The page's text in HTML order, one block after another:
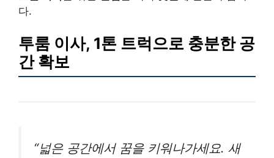
다.
투룸 이사, 1톤 트럭으로 충분한 공
간 확보
“넓은 공간에서 꿈을 키워나가세요. 새